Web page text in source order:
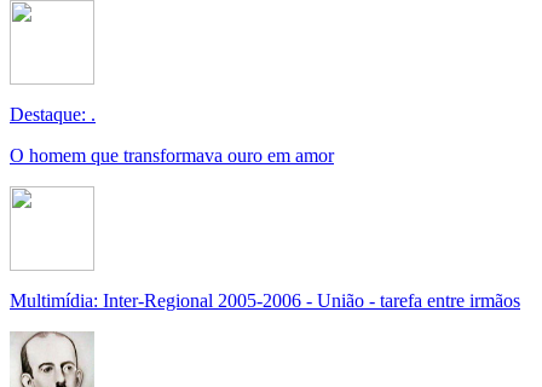
Destaque: .
O homem que transformava ouro em amor
Multimídia: Inter-Regional 2005-2006 - União - tarefa entre irmãos